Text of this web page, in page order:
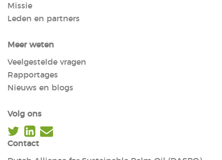
Missie
Leden en partners
Meer weten
Veelgestelde vragen
Rapportages
Nieuws en blogs
Volg ons
Contact